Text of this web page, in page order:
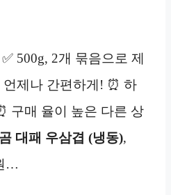
500g, 2개 묶음으로 제
언제나 간편하게! ⏰ 하
구매 율이 높은 다른 상
대패 우삼겹 (냉동),
…